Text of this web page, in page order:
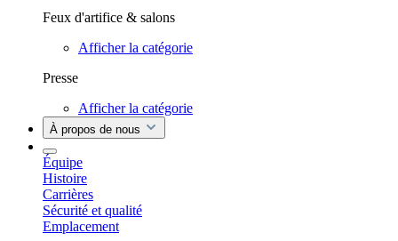
Feux d'artifice & salons
Afficher la catégorie
Presse
Afficher la catégorie
À propos de nous
Équipe
Histoire
Carrières
Sécurité et qualité
Emplacement